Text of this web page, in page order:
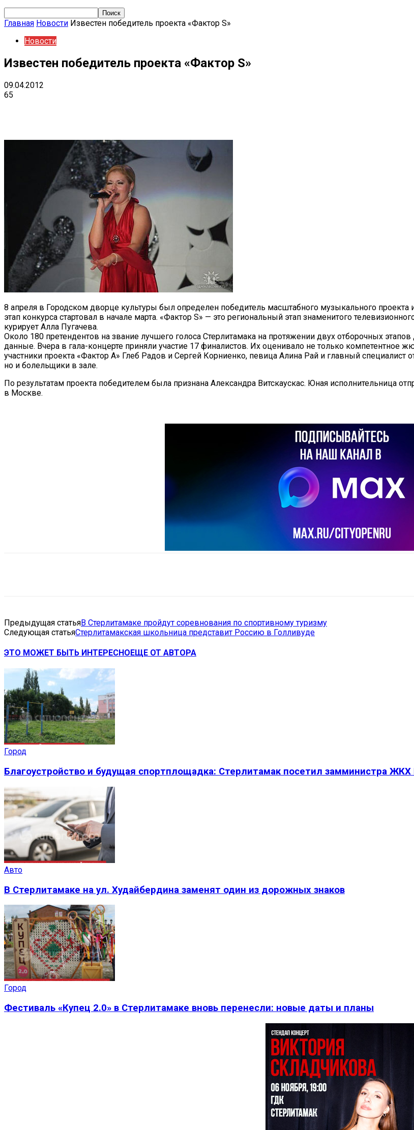
Главная Новости Известен победитель проекта «Фактор S»
Новости
Известен победитель проекта «Фактор S»
09.04.2012
65
8 апреля в Городском дворце культуры был определен победитель масштабного музыкального проекта
этап конкурса стартовал в начале марта. «Фактор S» — это региональный этап знаменитого
курирует Алла Пугачева.
Около 180 претендентов на звание лучшего голоса Стерлитамака на протяжении двух отборочных
данные. Вчера в гала-концерте приняли участие 17 финалистов. Их оценивало не только
участники проекта «Фактор А» Глеб Радов и Сергей Корниенко, певица Алина Рай и главный
но и болельщики в зале.
По результатам проекта победителем была признана Александра Витскаускас. Юная исполнительница
в Москве.
Предыдущая статьяВ Стерлитамаке пройдут соревнования по спортивному туризму
Следующая статьяСтерлитамакская школьница представит Россию в Голливуде
ЭТО МОЖЕТ БЫТЬ ИНТЕРЕСНОЕЩЕ ОТ АВТОРА
Город
Благоустройство и будущая спортплощадка: Стерлитамак посетил замминистра ЖКХ
Авто
В Стерлитамаке на ул. Худайбердина заменят один из дорожных знаков
Город
Фестиваль «Купец 2.0» в Стерлитамаке вновь перенесли: новые даты и планы